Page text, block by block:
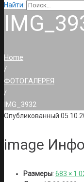
Найти:
Home
/
ФОТОГАЛЕРЕЯ
/
IMG_3932
Опубликованный
image
Размеры: 683 × 1